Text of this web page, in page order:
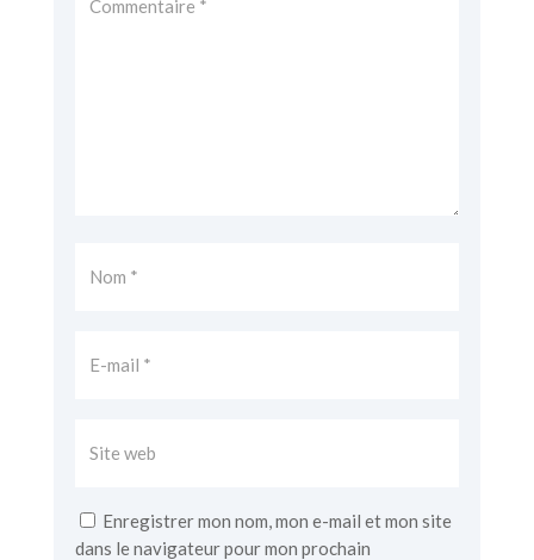
Enregistrer mon nom, mon e-mail et mon site
dans le navigateur pour mon prochain